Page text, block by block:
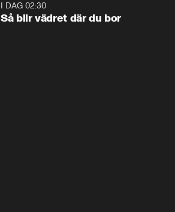
I DAG 02:30
Så blir vädret där du bor